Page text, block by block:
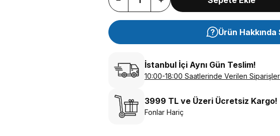
Ürün Hakkında
İstanbul İçi Aynı Gün Teslim!
10:00-18:00 Saatlerinde Verilen
3999 TL ve Üzeri Ücretsiz Kargo!
Fonlar Hariç